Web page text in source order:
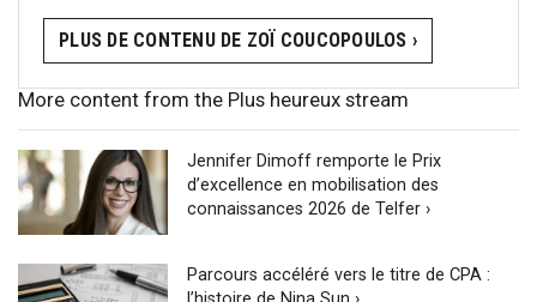
PLUS DE CONTENU DE ZOÏ COUCOPOULOS ›
More content from the Plus heureux stream
Jennifer Dimoff remporte le Prix
d’excellence en mobilisation des
connaissances 2026 de Telfer ›
Parcours accéléré vers le titre de CPA :